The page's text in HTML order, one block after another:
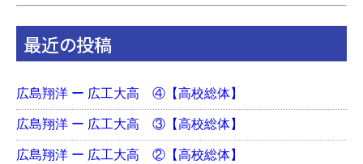
最近の投稿
広島翔洋 ー 広工大高 ④【高校総体】
広島翔洋 ー 広工大高 ③【高校総体】
広島翔洋 ー 広工大高 ②【高校総体】